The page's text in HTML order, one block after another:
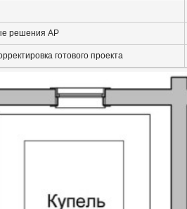
решения АР
готового проекта